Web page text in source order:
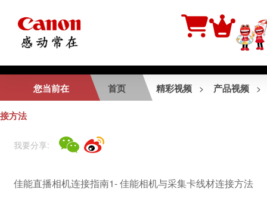
相关视频
EOS R50 V产品介
绍视频
您当前在 首页 精彩视频 > 产品视频 >
接方法
我要分享:
佳能直播相机连接指南1- 佳能相机与采集卡线材连接方法